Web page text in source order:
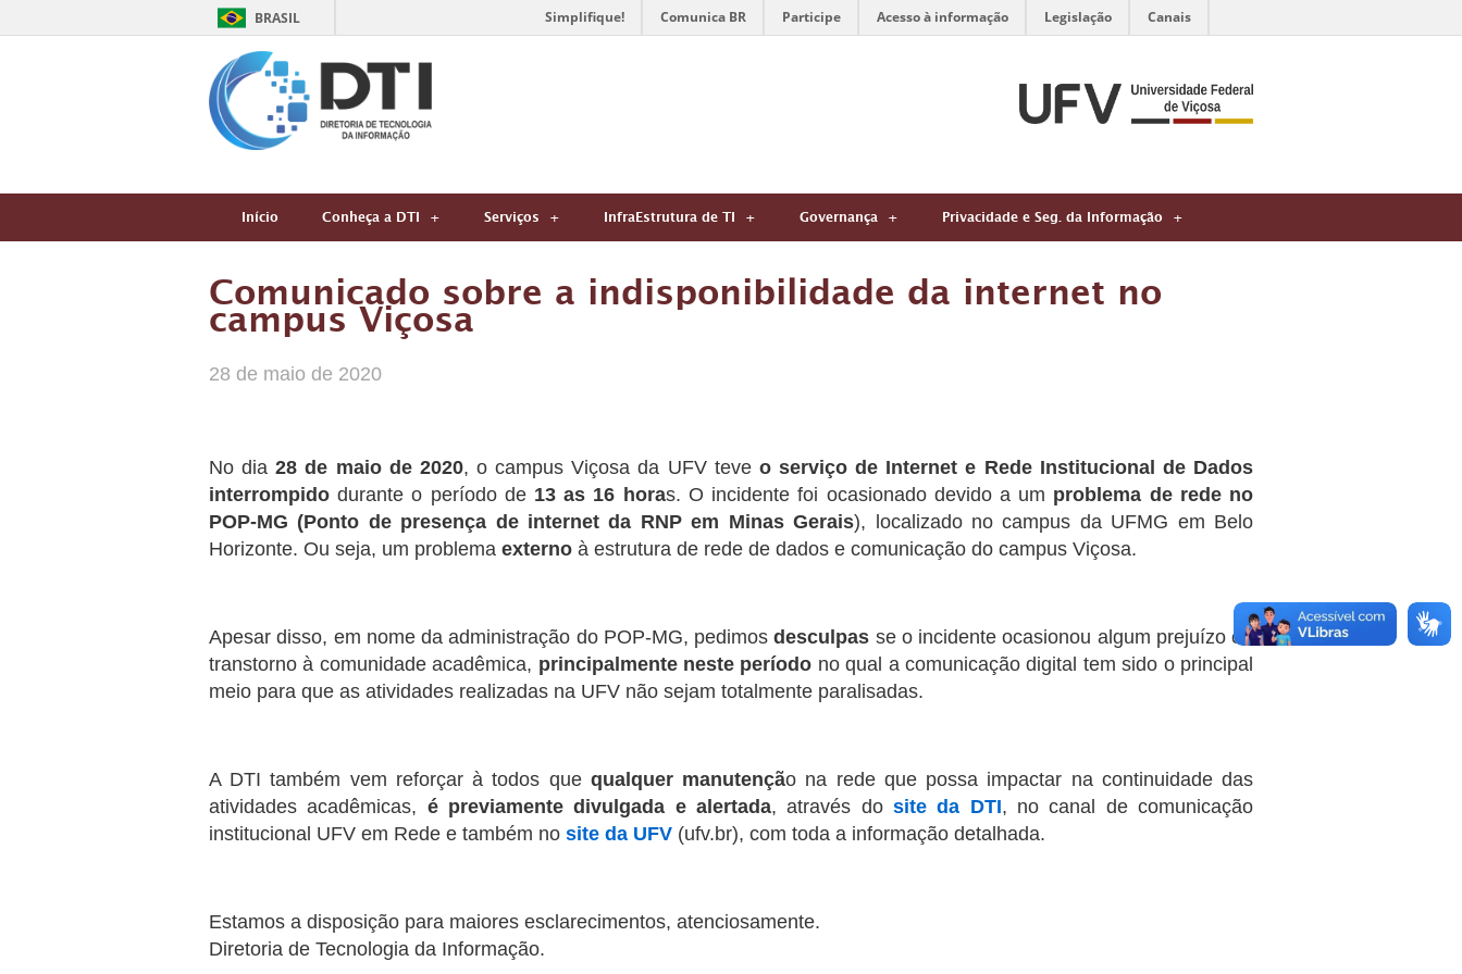
BRASIL Simplifique! Comunica BR Participe Acesso à informação Legislação Canais
Início Conheça a DTI Serviços InfraEstrutura de TI Governança Privacidade e Seg. da Informação
Comunicado sobre a indisponibilidade da internet no
campus Viçosa
28 de maio de 2020
No dia28 de maio de 2020, o campus Viçosa da UFV teve o serviço de Internet e Rede Institucional de Dados
interrompido durante o período de 13 as 16 horas. O incidente foi ocasionado devido a um problema de rede no
POP-MG (Ponto de presença de internet da RNP em Minas Gerais), localizado no campus da UFMG em Belo
Horizonte. Ou seja, um problema externo à estrutura de rede de dados e comunicação do campus Viçosa.
Apesar disso, em nome da administração do POP-MG, pedimosdesculpas se o incidente ocasionou algum prejuízo ou
transtorno à comunidade acadêmica, principalmente neste período no qual a comunicação digital tem sido o principal
meio para que as atividades realizadas na UFV não sejam totalmente paralisadas.
A DTI também vem reforçar à todos que qualquer manutenção na rede que possa impactar na continuidade das
atividades acadêmicas, é previamente divulgada e alertada, através dosite da DTI, no canal de comunicação
institucional UFV em Rede e também no site da UFV (ufv.br), com toda a informação detalhada.
Estamos a disposição para maiores esclarecimentos, atenciosamente.
Diretoria de Tecnologia da Informação.